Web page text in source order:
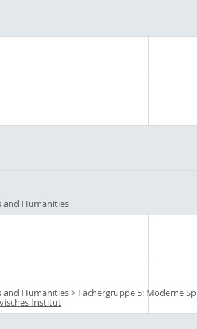
and Humanities
and Humanities> Fächergruppe 5: Moderne
Institut